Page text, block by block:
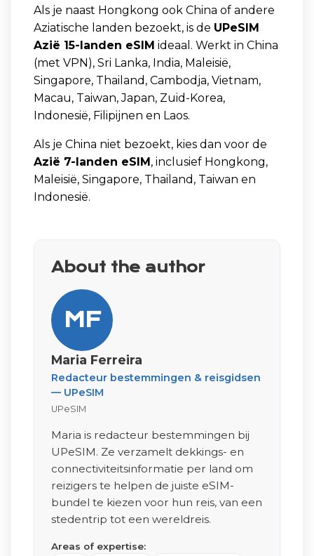
Als je naast Hongkong ook China of andere
Aziatische landen bezoekt, is de UPeSIM
Azië 15-landen eSIM ideaal. Werkt in China
(met VPN), Sri Lanka, India, Maleisië,
Singapore, Thailand, Cambodja, Vietnam,
Macau, Taiwan, Japan, Zuid-Korea,
Indonesië, Filipijnen en Laos.
Als je China niet bezoekt, kies dan voor de
Azië 7-landen eSIM, inclusief Hongkong,
Maleisië, Singapore, Thailand, Taiwan en
Indonesië.
About the author
MF
Maria Ferreira
Redacteur bestemmingen & reisgidsen
— UPeSIM
UPeSIM
Maria is redacteur bestemmingen bij
UPeSIM. Ze verzamelt dekkings- en
connectiviteitsinformatie per land om
reizigers te helpen de juiste eSIM-
bundel te kiezen voor hun reis, van een
stedentrip tot een wereldreis.
Areas of expertise: